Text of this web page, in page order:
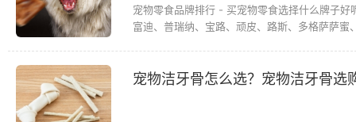
宠物零食品牌排行 - 买宠物零食选择什么牌子
富迪、普瑞纳、宝路、顽皮、路斯、多格萨萨
宠物洁牙骨怎么选？宠物洁牙骨选